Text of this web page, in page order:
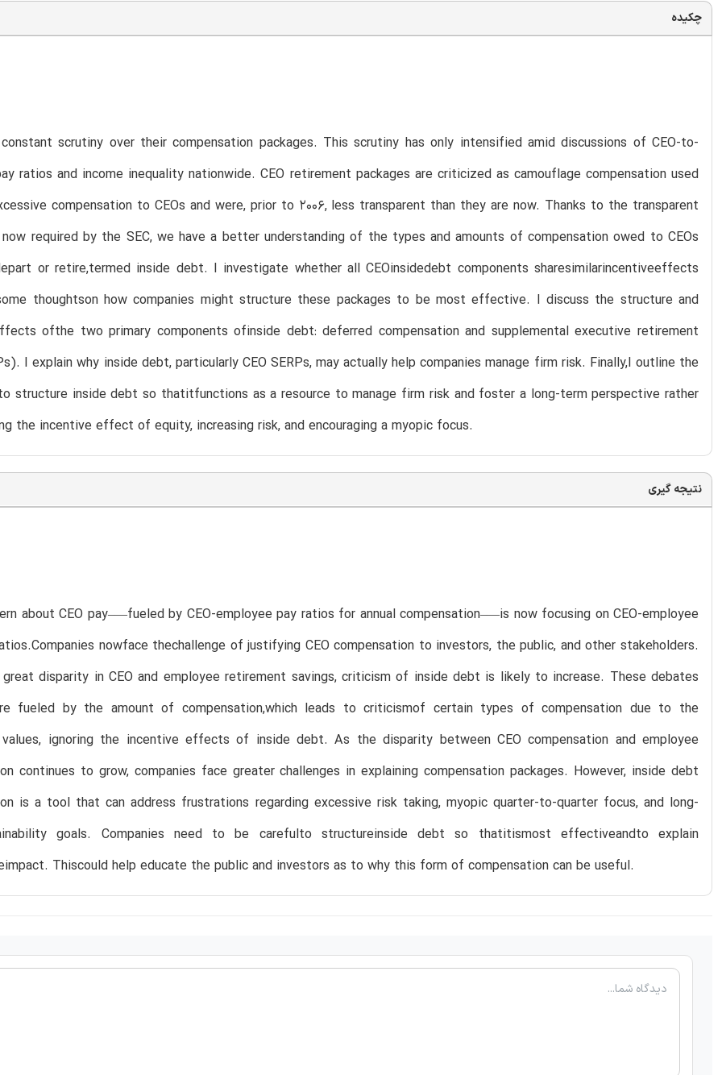
چکیده
scrutiny over their compensation packages. This scrutiny has only intensified amid discussions of CEO-to-
ratios and income inequality nationwide. CEO retirement packages are criticized as camouflage compensation used
compensation to CEOs and were, prior to 2006, less transparent than they are now. Thanks to the transparent
required by the SEC, we have a better understanding of the types and amounts of compensation owed to CEOs
or retire,termed inside debt. I investigate whether all CEOinsidedebt components sharesimilarincentiveeffects
thoughtson how companies might structure these packages to be most effective. I discuss the structure and
ofthe two primary components ofinside debt: deferred compensation and supplemental executive retirement
I explain why inside debt, particularly CEO SERPs, may actually help companies manage firm risk. Finally,I outline the
structure inside debt so thatitfunctions as a resource to manage firm risk and foster a long-term perspective rather
the incentive effect of equity, increasing risk, and encouraging a myopic focus.
نتیجه گیری
about CEO pay–—fueled by CEO-employee pay ratios for annual compensation–—is now focusing on CEO-employee
nowface thechallenge of justifying CEO compensation to investors, the public, and other stakeholders.
disparity in CEO and employee retirement savings, criticism of inside debt is likely to increase. These debates
fueled by the amount of compensation,which leads to criticismof certain types of compensation due to the
ignoring the incentive effects of inside debt. As the disparity between CEO compensation and employee
continues to grow, companies face greater challenges in explaining compensation packages. However, inside debt
is a tool that can address frustrations regarding excessive risk taking, myopic quarter-to-quarter focus, and long-
goals. Companies need to be carefulto structureinside debt so thatitismost effectiveandto explain
Thiscould help educate the public and investors as to why this form of compensation can be useful.